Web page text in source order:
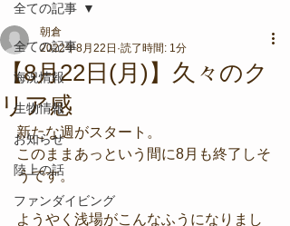
全ての記事
海況情報
生物情報
お知らせ
陸上の話
ファンダイビング
全ての記事
【8月22日(月)】久々のク
リア感
朝倉
2022年8月22日 読了時間: 1分
新たな週がスタート。
このままあっという間に8月も終了しそ
うです。
ようやく浅場がこんなふうになりまし